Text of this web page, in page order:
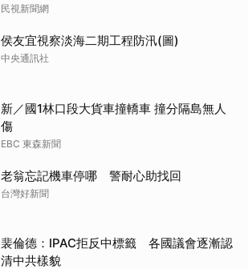
民視新聞網
侯友宜視察淡海二期工程防汛(圖)
中央通訊社
新／國1林口段大貨車撞轎車 撞分隔島無人
傷
EBC 東森新聞
老翁忘記機車停哪 警耐心助找回
台灣好新聞
裴倫德：IPAC拒反中標籤 各國議會逐漸認
清中共樣貌